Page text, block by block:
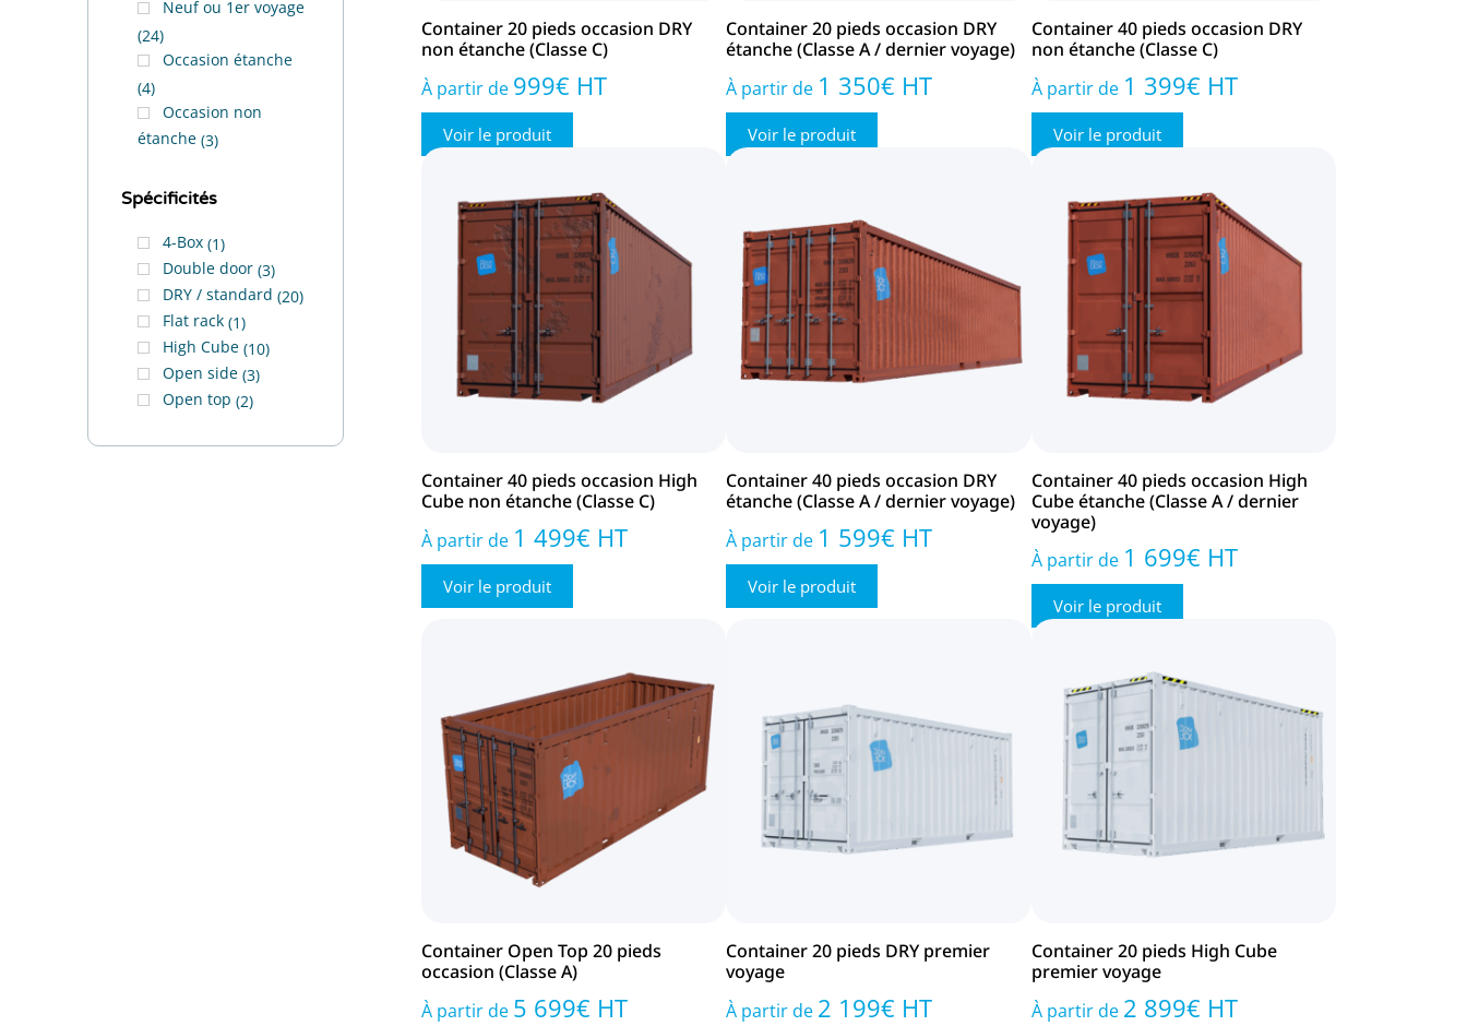
Neuf ou 1er voyage
24
Occasion étanche
4
Occasion non
étanche 3
Spécificités
4-Box 1
Double door 3
DRY / standard 20
Flat rack 1
High Cube 10
Open side 3
Open top 2
Container 20 pieds occasion DRY
non étanche (Classe C)
À partir de 999€ HT
Voir le produit
Container 20 pieds occasion DRY
étanche (Classe A / dernier voyage)
À partir de 1 350€ HT
Voir le produit
Container 40 pieds occasion DRY
non étanche (Classe C)
À partir de 1 399€ HT
Voir le produit
Container 40 pieds occasion High
Cube non étanche (Classe C)
À partir de 1 499€ HT
Voir le produit
Container 40 pieds occasion DRY
étanche (Classe A / dernier voyage)
À partir de 1 599€ HT
Voir le produit
Container 40 pieds occasion High
Cube étanche (Classe A / dernier
voyage)
À partir de 1 699€ HT
Voir le produit
Container Open Top 20 pieds
occasion (Classe A)
À partir de 5 699€ HT
Container 20 pieds DRY premier
voyage
À partir de 2 199€ HT
Container 20 pieds High Cube
premier voyage
À partir de 2 899€ HT